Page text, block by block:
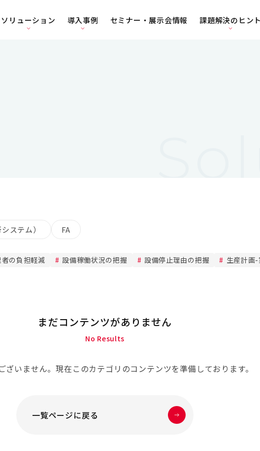
ソリューション 導入事例 セミナー・展示会情報 課題解決のヒント
ステム） FA
の負担軽減 設備稼働状況の把握 設備停止理由の把握 生産計画
まだコンテンツがありません
No Results
ざいません。現在このカテゴリのコンテンツを準備しております。
一覧ページに戻る